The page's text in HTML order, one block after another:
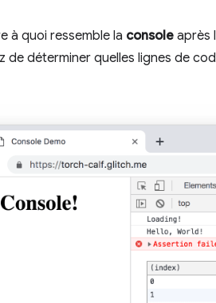
à quoi ressemble la console après
de déterminer quelles lignes de